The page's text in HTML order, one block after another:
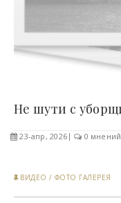
23-апр, 2026 0 мнений
ВИДЕО / ФОТО ГАЛЕРЕЯ